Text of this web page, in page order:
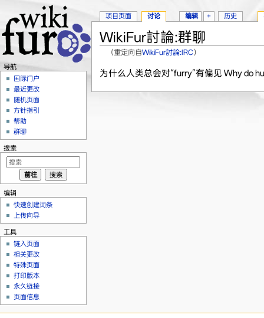
WikiFur討論:群聊
（重定向自WikiFur討論:IRC）
为什么人类总会对“furry”有偏见 Why do
项目页面 讨论 编辑 + 历史
导航
国际门户
最近更改
随机页面
方针指引
帮助
群聊
搜索
编辑
快速创建词条
上传向导
工具
链入页面
相关更改
特殊页面
打印版本
永久链接
页面信息